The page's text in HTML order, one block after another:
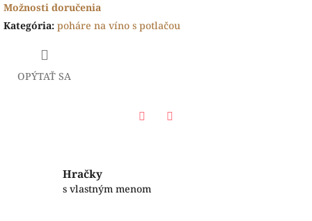
Možnosti doručenia
Kategória: poháre na víno s potlačou
OPÝTAŤ SA
Hračky
s vlastným menom